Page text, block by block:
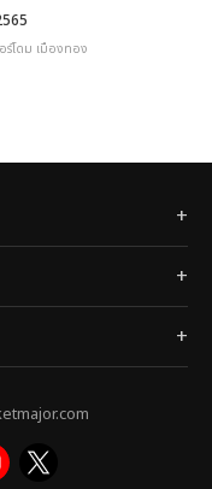
ร์โดม เมืองทอง